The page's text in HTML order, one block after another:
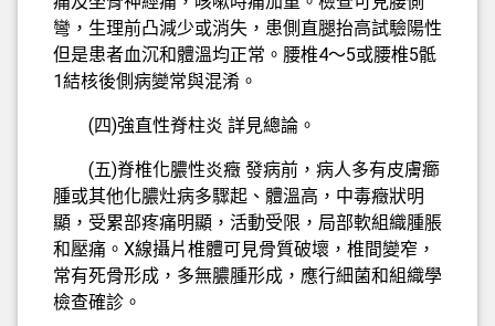
彎，生理前凸減少或消失，患側直腿抬高試驗陽性
但是患者血沉和體溫均正常。腰椎4～5或腰椎5骶
1結核後側病變常與混淆。
(四)強直性脊柱炎 詳見總論。
(五)脊椎化膿性炎癥 發病前，病人多有皮膚癤
腫或其他化膿灶病多驟起、體溫高，中毒癥狀明
顯，受累部疼痛明顯，活動受限，局部軟組織腫脹
和壓痛。X線攝片椎體可見骨質破壞，椎間變窄，
常有死骨形成，多無膿腫形成，應行細菌和組織學
檢查確診。